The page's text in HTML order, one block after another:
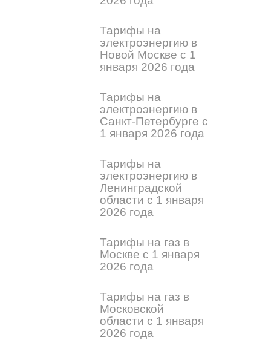
Тарифы на
электроэнергию в
Новой Москве с 1
января 2026 года
Тарифы на
электроэнергию в
Санкт-Петербурге с
1 января 2026 года
Тарифы на
электроэнергию в
Ленинградской
области с 1 января
2026 года
Тарифы на газ в
Москве с 1 января
2026 года
Тарифы на газ в
Московской
области с 1 января
2026 года